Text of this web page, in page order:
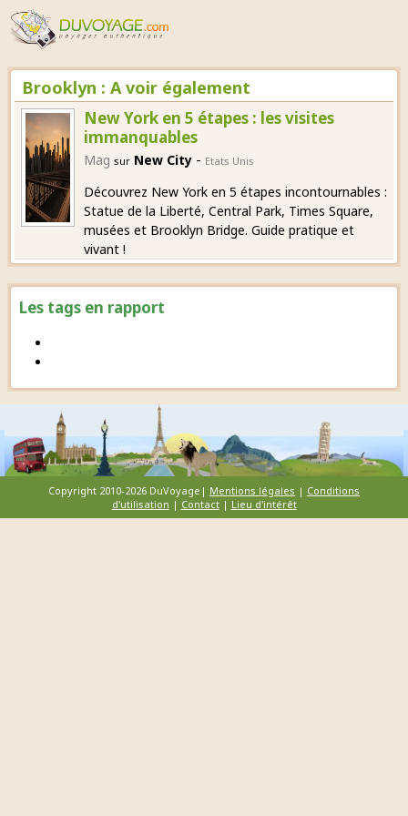
Les tags en rapport
Brooklyn : A voir également
New York en 5 étapes : les visites
immanquables
Mag sur New City - Etats Unis
Découvrez New York en 5 étapes incontournables :
Statue de la Liberté, Central Park, Times Square,
musées et Brooklyn Bridge. Guide pratique et
vivant !
Copyright 2010-2026 DuVoyage| Mentions légales | Conditions
d'utilisation | Contact| Lieu d'intérêt